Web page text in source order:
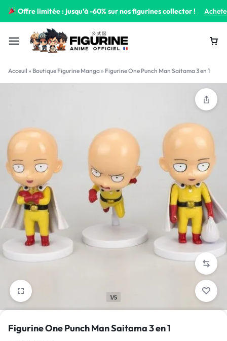
Offre limitée : jusqu’à -60% sur nos figurines collector !
Acceuil » Boutique Figurine Manga» Figurine One Punch Man Saitama 3 en 1
1/5
Figurine One Punch Man Saitama 3 en 1